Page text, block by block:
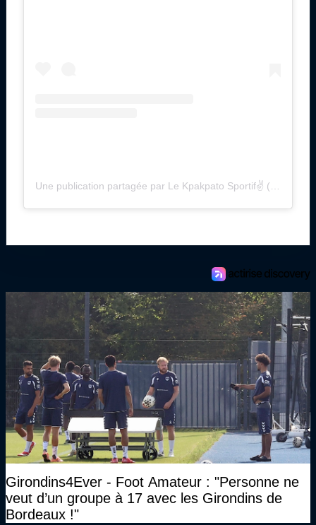
Girondins4Ever - Foot Amateur : "Personne ne
veut d’un groupe à 17 avec les Girondins de
Bordeaux !"